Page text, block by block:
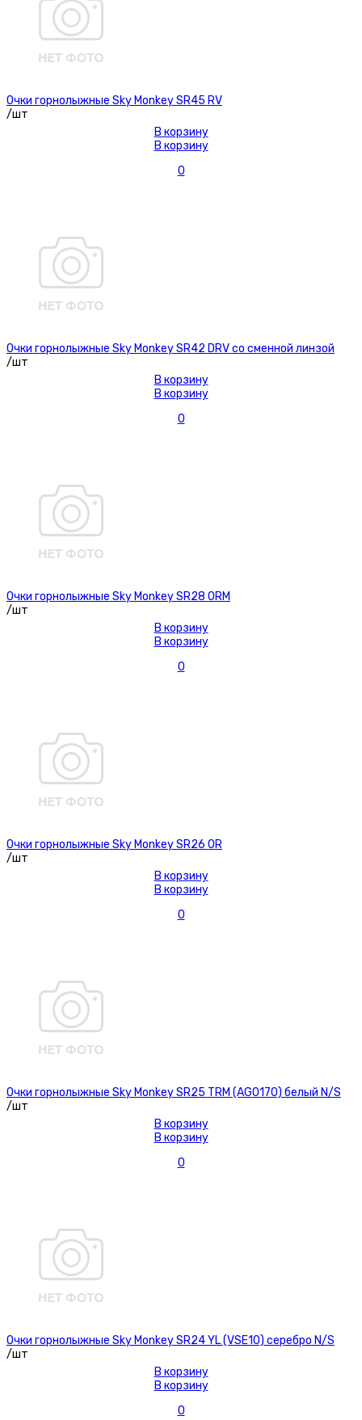
Очки горнолыжные Sky Monkey SR45 RV
/шт
В корзину
В корзину
0
Очки горнолыжные Sky Monkey SR42 DRV со сменной линзой
/шт
В корзину
В корзину
0
Очки горнолыжные Sky Monkey SR28 ORM
/шт
В корзину
В корзину
0
Очки горнолыжные Sky Monkey SR26 OR
/шт
В корзину
В корзину
0
Очки горнолыжные Sky Monkey SR25 TRM (AG0170) белый N/S
/шт
В корзину
В корзину
0
Очки горнолыжные Sky Monkey SR24 YL (VSE10) серебро N/S
/шт
В корзину
В корзину
0